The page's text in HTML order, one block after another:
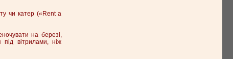
чи катер («Rent a
на березі,
вітрилами, ніж